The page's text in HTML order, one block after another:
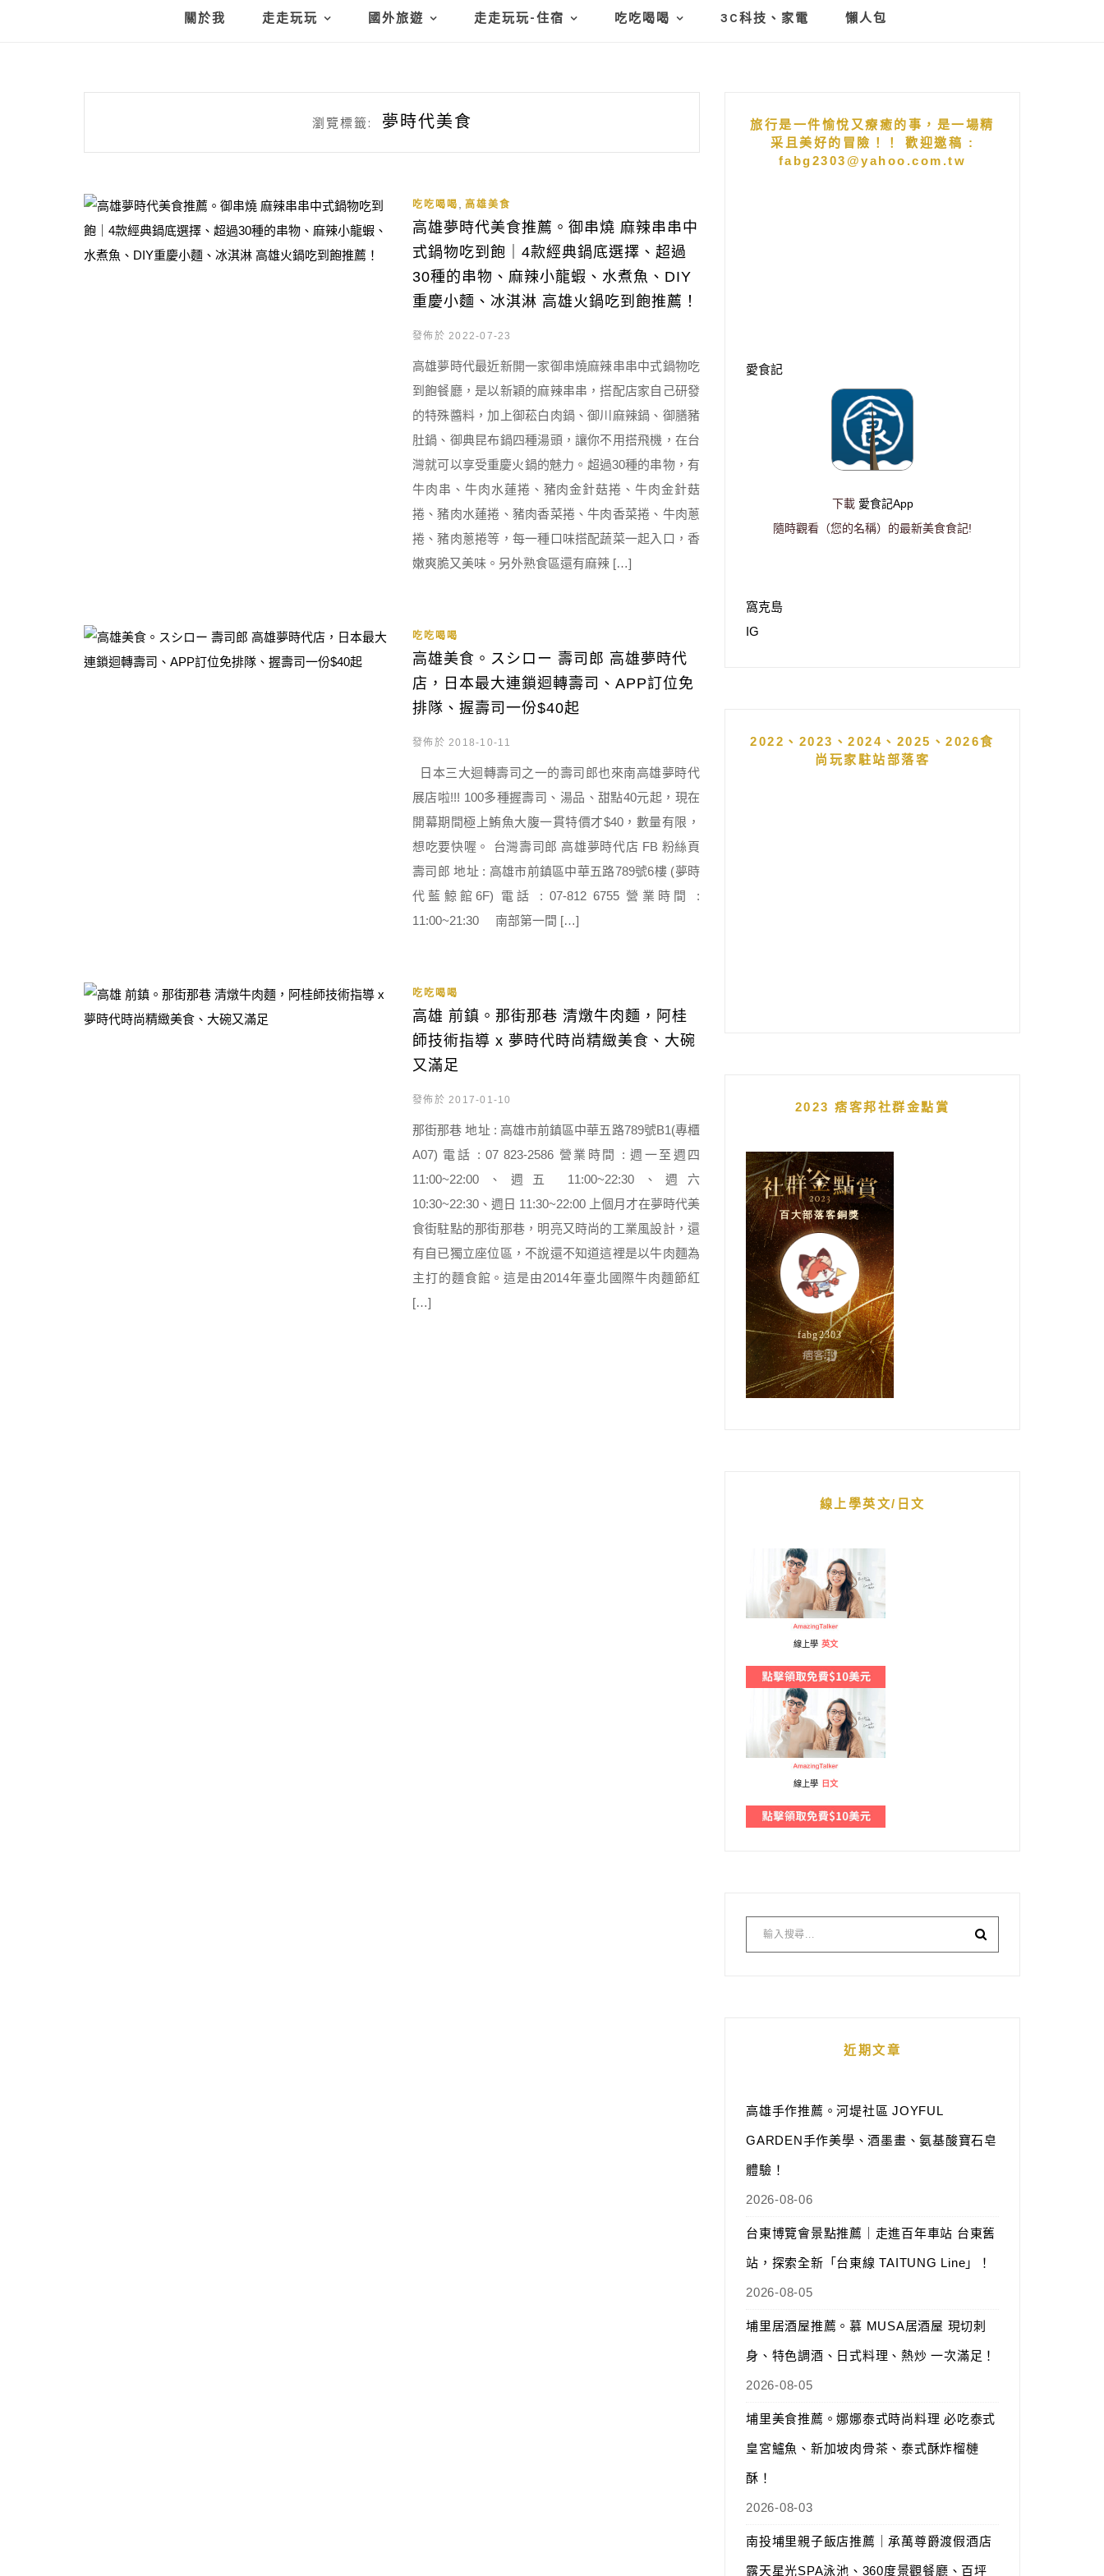
關於我 走走玩玩 國外旅遊 走走玩玩-住宿 吃吃喝喝 3C科技、家電 懶人包
瀏覽標籤: 夢時代美食
吃吃喝喝 高雄美食
高雄夢時代美食推薦。御串燒 麻辣串串中
式鍋物吃到飽｜4款經典鍋底選擇、超過
30種的串物、麻辣小龍蝦、水煮魚、DIY
重慶小麵、冰淇淋 高雄火鍋吃到飽推薦！
發佈於 2022-07-23
高雄夢時代最近新開一家御串燒麻辣串串中式鍋物吃
到飽餐廳，是以新穎的麻辣串串，搭配店家自己研發
的特殊醬料，加上御菘白肉鍋、御川麻辣鍋、御膳豬
肚鍋、御典昆布鍋四種湯頭，讓你不用搭飛機，在台
灣就可以享受重慶火鍋的魅力。超過30種的串物，有
牛肉串、牛肉水蓮捲、豬肉金針菇捲、牛肉金針菇
捲、豬肉水蓮捲、豬肉香菜捲、牛肉香菜捲、牛肉蔥
捲、豬肉蔥捲等，每一種口味搭配蔬菜一起入口，香
嫩爽脆又美味。另外熟食區還有麻辣 […]
吃吃喝喝
高雄美食。スシロー 壽司郎 高雄夢時代
店，日本最大連鎖迴轉壽司、APP訂位免
排隊、握壽司一份$40起
發佈於 2018-10-11
日本三大迴轉壽司之一的壽司郎也來南高雄夢時代
展店啦!!! 100多種握壽司、湯品、甜點40元起，現在
開幕期間極上鮪魚大腹一貫特價才$40，數量有限，
想吃要快喔。 台灣壽司郎 高雄夢時代店 FB 粉絲頁
壽司郎 地址 : 高雄市前鎮區中華五路789號6樓 (夢時
代藍鯨館6F) 電話 : 07-812 6755 營業時間 :
11:00~21:30 南部第一間 […]
吃吃喝喝
高雄 前鎮。那街那巷 清燉牛肉麵，阿桂
師技術指導 x 夢時代時尚精緻美食、大碗
又滿足
發佈於 2017-01-10
那街那巷 地址 : 高雄市前鎮區中華五路789號B1(專櫃
A07) 電話 : 07 823-2586 營業時間 : 週一至週四
11:00~22:00、週五 11:00~22:30、週六
10:30~22:30、週日 11:30~22:00 上個月才在夢時代美
食街駐點的那街那巷，明亮又時尚的工業風設計，還
有自已獨立座位區，不說還不知道這裡是以牛肉麵為
主打的麵食館。這是由2014年臺北國際牛肉麵節紅
[…]
旅行是一件愉悅又療癒的事，是一場精
采且美好的冒險！！ 歡迎邀稿 :
fabg2303@yahoo.com.tw
愛食記
下載 愛食記App
隨時觀看（您的名稱）的最新美食食記!
窩克島
IG
2022、2023、2024、2025、2026食
尚玩家駐站部落客
2023 痞客邦社群金點賞
線上學英文/日文
線上學 英文
線上學 日文
近期文章
高雄手作推薦。河堤社區 JOYFUL
GARDEN手作美學、酒墨畫、氨基酸寶石皂
體驗！
2026-08-06
台東博覽會景點推薦｜走進百年車站 台東舊
站，探索全新「台東線 TAITUNG Line」！
2026-08-05
埔里居酒屋推薦。慕 MUSA居酒屋 現切刺
身、特色調酒、日式料理、熱炒 一次滿足！
2026-08-05
埔里美食推薦。娜娜泰式時尚料理 必吃泰式
皇宮鱸魚、新加坡肉骨茶、泰式酥炸榴槤
酥！
2026-08-03
南投埔里親子飯店推薦｜承萬尊爵渡假酒店
露天星光SPA泳池、360度景觀餐廳、百坪